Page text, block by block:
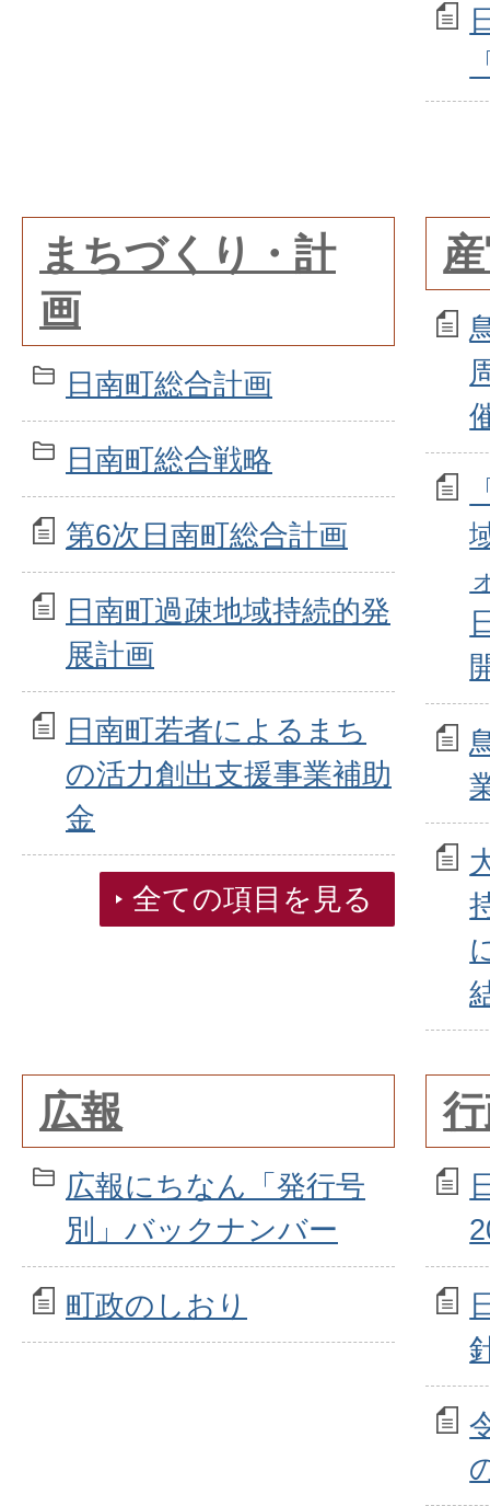
まちづくり・計
画
日南町総合計画
日南町総合戦略
第6次日南町総合計画
日南町過疎地域持続的発
展計画
日南町若者によるまち
の活力創出支援事業補助
金
全ての項目を見る
広報
広報にちなん「発行号
別」バックナンバー
町政のしおり